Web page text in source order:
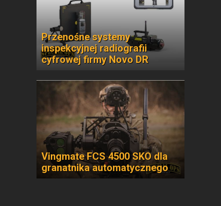
Przenośne systemy
inspekcyjnej radiografii
cyfrowej firmy Novo DR
Vingmate FCS 4500 SKO dla
granatnika automatycznego